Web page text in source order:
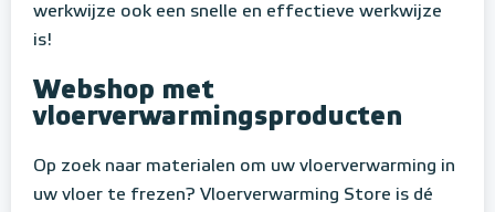
werkwijze ook een snelle en effectieve werkwijze
is!
Webshop met
vloerverwarmingsproducten
Op zoek naar materialen om uw vloerverwarming in
uw vloer te frezen? Vloerverwarming Store is dé